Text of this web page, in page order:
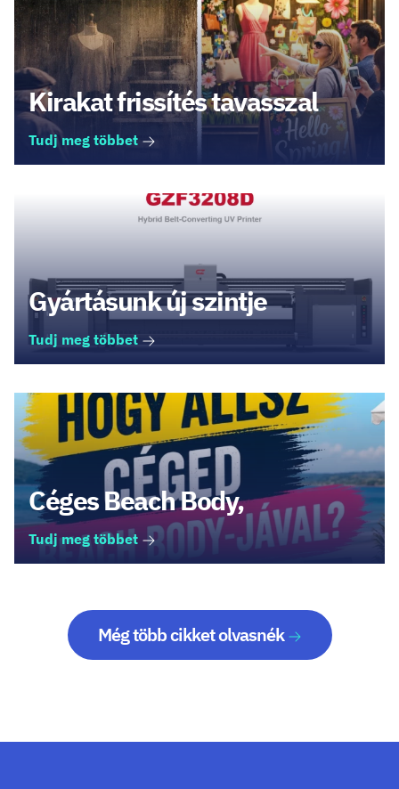
Kirakat frissítés tavasszal
Tudj meg többet
Gyártásunk új szintje
Tudj meg többet
Céges Beach Body,
Tudj meg többet
Még több cikket olvasnék